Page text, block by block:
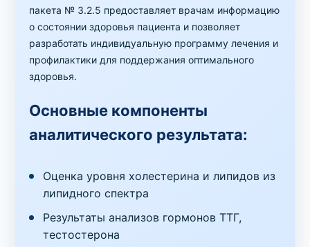
пакета № 3.2.5 предоставляет врачам информацию
о состоянии здоровья пациента и позволяет
разработать индивидуальную программу лечения и
профилактики для поддержания оптимального
здоровья.
Основные компоненты
аналитического результата:
Оценка уровня холестерина и липидов из
липидного спектра
Результаты анализов гормонов ТТГ,
тестостерона